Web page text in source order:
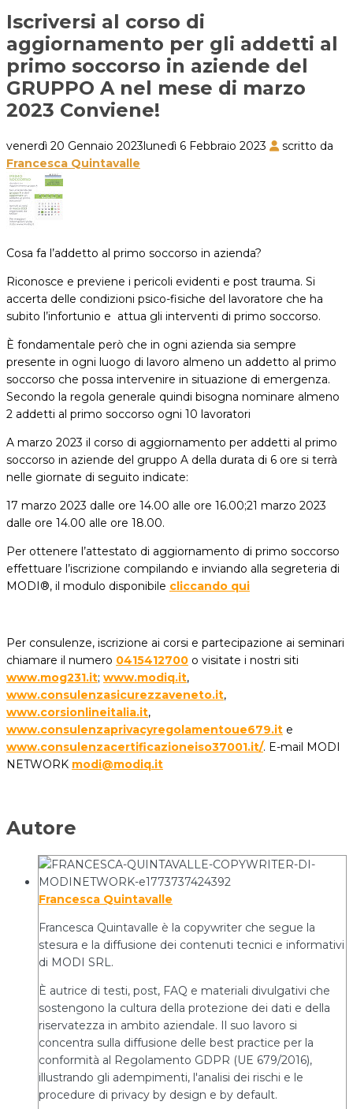
Iscriversi al corso di
aggiornamento per gli addetti al
primo soccorso in aziende del
GRUPPO A nel mese di marzo
2023 Conviene!
venerdì 20 Gennaio 2023lunedì 6 Febbraio 2023
scritto da
Francesca Quintavalle
Cosa fa l’addetto al primo soccorso in azienda?
Riconosce e previene i pericoli evidenti e post trauma. Si
accerta delle condizioni psico-fisiche del lavoratore che ha
subito l’infortunio e attua gli interventi di primo soccorso.
È fondamentale però che in ogni azienda sia sempre
presente in ogni luogo di lavoro almeno un addetto al primo
soccorso che possa intervenire in situazione di emergenza.
Secondo la regola generale quindi bisogna nominare almeno
2 addetti al primo soccorso ogni 10 lavoratori
A marzo 2023 il corso di aggiornamento per addetti al primo
soccorso in aziende del gruppo A della durata di 6 ore si terrà
nelle giornate di seguito indicate:
17 marzo 2023 dalle ore 14.00 alle ore 16.00;21 marzo 2023
dalle ore 14.00 alle ore 18.00.
Per ottenere l’attestato di aggiornamento di primo soccorso
effettuare l’iscrizione compilando e inviando alla segreteria di
MODI®, il modulo disponibile cliccando qui
Per consulenze, iscrizione ai corsi e partecipazione ai seminari
chiamare il numero 0415412700 o visitate i nostri siti
www.mog231.it; www.modiq.it,
www.consulenzasicurezzaveneto.it,
www.corsionlineitalia.it,
www.consulenzaprivacyregolamentoue679.it e
www.consulenzacertificazioneiso37001.it/. E-mail MODI
NETWORK modi@modiq.it
Autore
Francesca Quintavalle
Francesca Quintavalle è la copywriter che segue la
stesura e la diffusione dei contenuti tecnici e informativi
di MODI SRL.
È autrice di testi, post, FAQ e materiali divulgativi che
sostengono la cultura della protezione dei dati e della
riservatezza in ambito aziendale. Il suo lavoro si
concentra sulla diffusione delle best practice per la
conformità al Regolamento GDPR (UE 679/2016),
illustrando gli adempimenti, l'analisi dei rischi e le
procedure di privacy by design e by default.